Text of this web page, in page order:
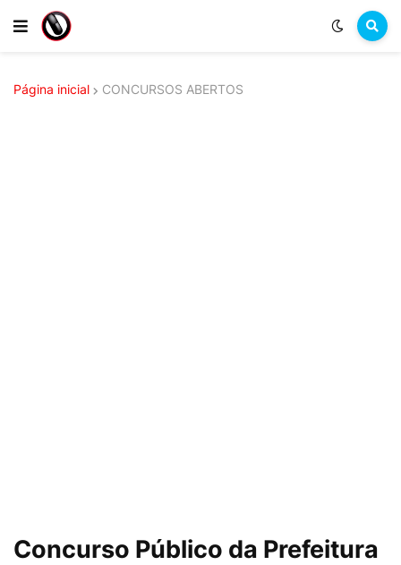
Página inicial CONCURSOS ABERTOS
Concurso Público da Prefeitura